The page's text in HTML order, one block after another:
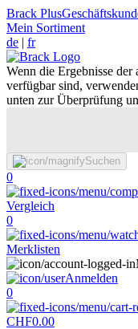
Brack Plus
Mein Sortiment
de | fr
Wenn die Ergebnisse
verfügbar sind,
unten zur Überprüfung
Suchen
0
Vergleich
0
Merklisten
Anmelden
0
CHF0.00